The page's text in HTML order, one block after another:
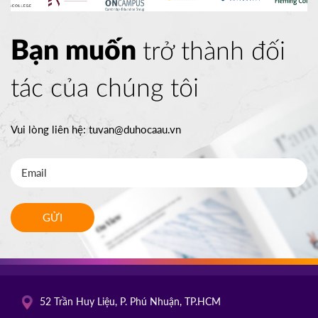
Bạn muốn trở thành đối
tác của chúng tôi
Vui lòng liên hệ:tuvan@duhocaau.vn
GỬI
52 Trần Huy Liệu, P. Phú Nhuận, TP.HCM